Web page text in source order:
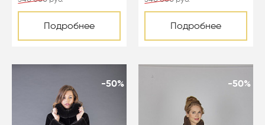
Подробнее Подробнее
-50% -50%